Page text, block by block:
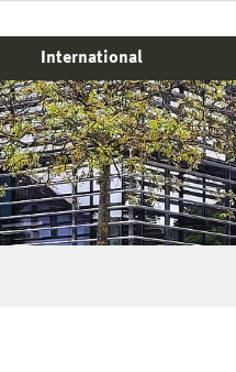
International